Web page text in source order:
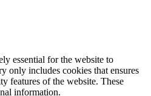
essential for the website to
only includes cookies that ensures
features of the website. These
information.